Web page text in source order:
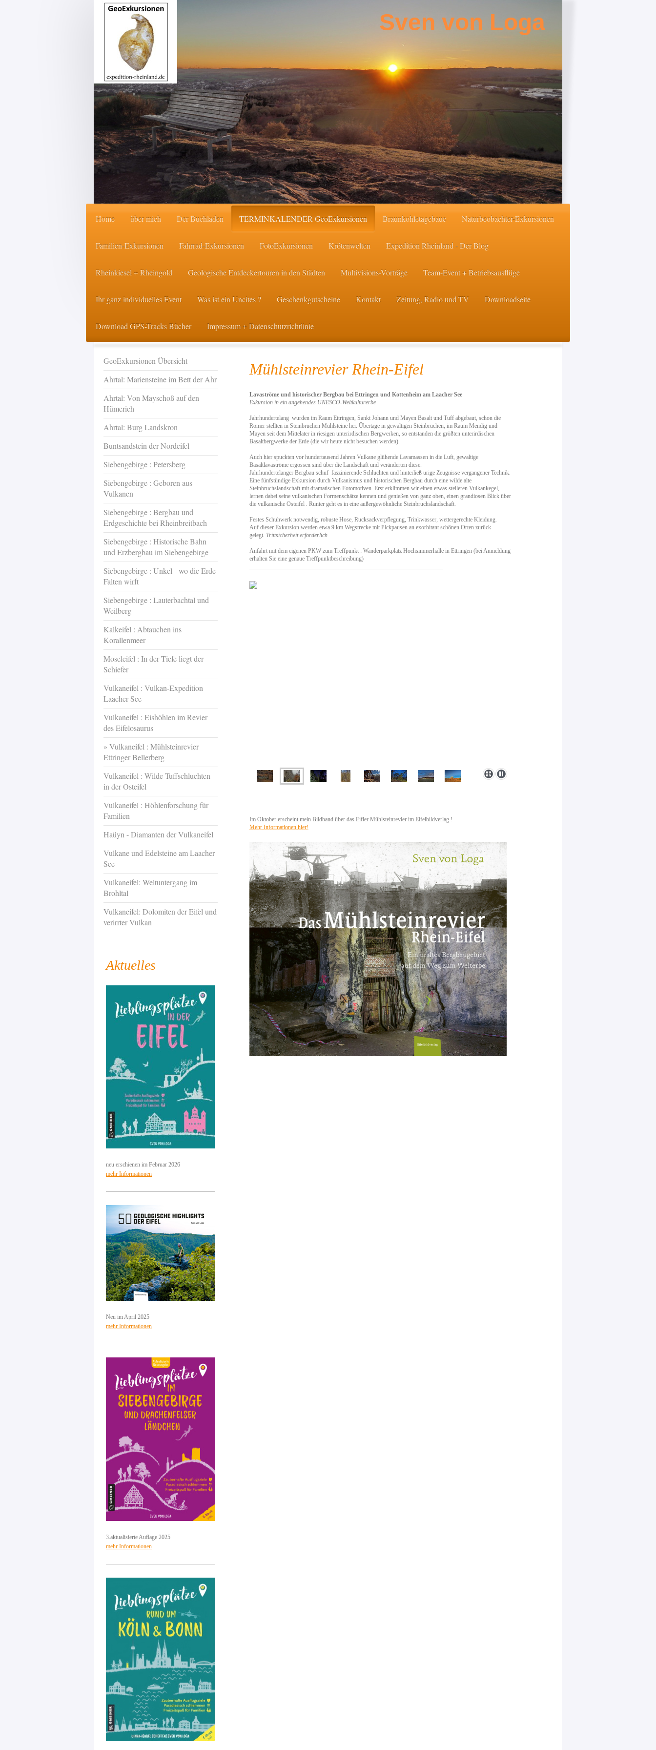
Sven von Loga
Home über mich Der Buchladen TERMINKALENDER GeoExkursionen Braunkohletagebaue Naturbeobachter-Exkursionen
Familien-Exkursionen Fahrrad-Exkursionen FotoExkursionen Krötenwelten Expedition Rheinland - Der Blog
Rheinkiesel + Rheingold Geologische Entdeckertouren in den Städten Multivisions-Vorträge Team-Event + Betriebsausflüge
Ihr ganz individuelles Event Was ist ein Uncites ? Geschenkgutscheine Kontakt Zeitung, Radio und TV Downloadseite
Download GPS-Tracks Bücher Impressum + Datenschutzrichtlinie
Mühlsteinrevier Rhein-Eifel
Lavaströme und historischer Bergbau bei Ettringen und Kottenheim am Laacher See
Exkursion in ein angehendes UNESCO-Weltkulturerbe
Jahrhundertelang wurden im Raum Ettringen, Sankt Johann und Mayen Basalt und Tuff abgebaut, schon die
Römer stellten in Steinbrüchen Mühlsteine her. Übertage in gewaltigen Steinbrüchen, im Raum Mendig und
Mayen seit dem Mittelater in riesigen unterirdischen Bergwerken, so entstanden die größten unterirdischen
Basaltbergwerke der Erde (die wir heute nicht besuchen werden).
Auch hier spuckten vor hundertausend Jahren Vulkane glühende Lavamassen in die Luft, gewaltige
Basaltlavaströme ergossen sind über die Landschaft und veränderten diese.
Jahrhundertelanger Bergbau schuf faszinierende Schluchten und hinterließ urige Zeugnisse vergangener Technik.
Eine fünfstündige Exkursion durch Vulkanismus und historischen Bergbau durch eine wilde alte
Steinbruchslandschaft mit dramatischen Fotomotiven. Erst erklimmen wir einen etwas steileren Vulkankegel,
lernen dabei seine vulkanischen Formenschätze kennen und genießen von ganz oben, einen grandiosen Blick über
die vulkanische Osteifel . Runter geht es in eine außergewöhnliche Steinbruchslandschaft.
Festes Schuhwerk notwendig, robuste Hose, Rucksackverpflegung, Trinkwasser, wettergerechte Kleidung.
Auf dieser Exkursion werden etwa 9 km Wegstrecke mit Pickpausen an exorbitant schönen Orten zurück
gelegt. Trittsicherheit erforderlich
Anfahrt mit dem eigenen PKW zum Treffpunkt : Wanderparkplatz Hochsimmerhalle in Ettringen (bei Anmeldung
erhalten Sie eine genaue Treffpunktbeschreibung)
Im Oktober erscheint mein Bildband über das Eifler Mühlsteinrevier im Eifelbildverlag !
Mehr Informationen hier!
GeoExkursionen Übersicht
Ahrtal: Mariensteine im Bett der Ahr
Ahrtal: Von Mayschoß auf den
Hümerich
Ahrtal: Burg Landskron
Buntsandstein der Nordeifel
Siebengebirge : Petersberg
Siebengebirge : Geboren aus
Vulkanen
Siebengebirge : Bergbau und
Erdgeschichte bei Rheinbreitbach
Siebengebirge : Historische Bahn
und Erzbergbau im Siebengebirge
Siebengebirge : Unkel - wo die Erde
Falten wirft
Siebengebirge : Lauterbachtal und
Weilberg
Kalkeifel : Abtauchen ins
Korallenmeer
Moseleifel : In der Tiefe liegt der
Schiefer
Vulkaneifel : Vulkan-Expedition
Laacher See
Vulkaneifel : Eishöhlen im Revier
des Eifelosaurus
Vulkaneifel : Mühlsteinrevier
Ettringer Bellerberg
Vulkaneifel : Wilde Tuffschluchten
in der Osteifel
Vulkaneifel : Höhlenforschung für
Familien
Haüyn - Diamanten der Vulkaneifel
Vulkane und Edelsteine am Laacher
See
Vulkaneifel: Weltuntergang im
Brohltal
Vulkaneifel: Dolomiten der Eifel und
verirrter Vulkan
Aktuelles
neu erschienen im Februar 2026
mehr Informationen
Neu im April 2025
mehr Informationen
3.aktualisierte Auflage 2025
mehr Informationen